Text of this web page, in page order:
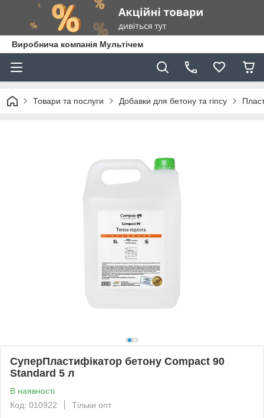
Виробнича компанія Мультічем
Товари та послуги Добавки для бетону та гіпсу
СуперПластифікатор бетону Compact 90
Standard 5 л
В наявності
Код: 010922
Тільки опт